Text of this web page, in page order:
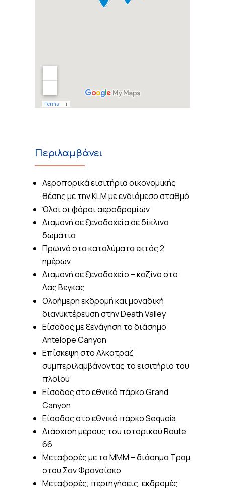
Περιλαμβάνει
Αεροπορικά εισιτήρια οικονομικής
θέσης με την KLM με ενδιάμεσο σταθμό
Όλοι οι φόροι αεροδρομίων
Διαμονή σε ξενοδοχεία σε δίκλινα
δωμάτια
Πρωινό στα καταλύματα εκτός 2
ημέρων
Διαμονή σε ξενοδοχείο – καζίνο στο
Λας Βεγκας
Ολοήμερη εκδρομή και μοναδική
διανυκτέρευση στην Death Valley
Είσοδος με ξενάγηση το διάσημο
Antelope Canyon
Επίσκεψη στο Αλκατραζ
συμπεριλαμβάνοντας το εισιτήριο του
πλοίου
Είσοδος στο εθνικό πάρκο Grand
Canyon
Είσοδος στο εθνικό πάρκο Sequoia
Διάσχιση μέρους του ιστορικού Route
66
Μεταφορές με τα ΜΜΜ – διάσημα Τραμ
στου Σαν Φρανσίσκο
Μεταφορές, περιηγήσεις, εκδρομές